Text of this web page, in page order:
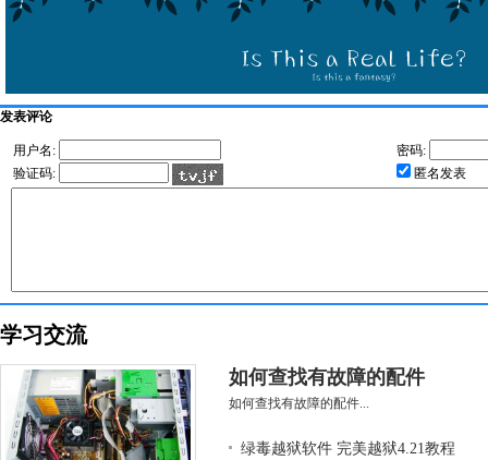
发表评论
用户名:
密码:
验证码:
匿名发表
学习交流
如何查找有故障的配件
如何查找有故障的配件...
绿毒越狱软件 完美越狱4.21教程